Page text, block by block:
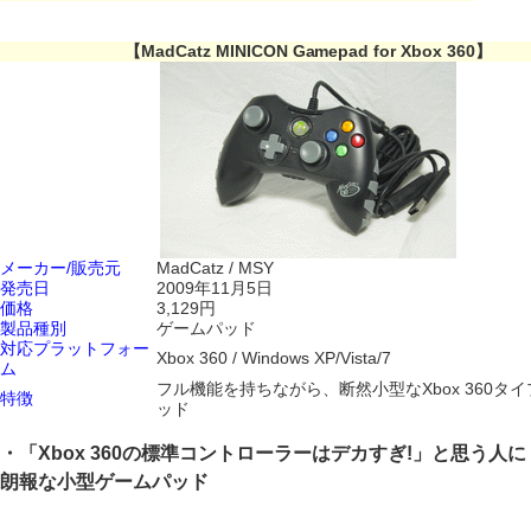
【MadCatz MINICON Gamepad for Xbox 360】
メーカー/販売元
MadCatz / MSY
発売日
2009年11月5日
価格
3,129円
製品種別
ゲームパッド
対応プラットフォー
ム
Xbox 360 / Windows XP/Vista/7
特徴
フル機能を持ちながら、断然小型なXbox 360タイ
ッド
・「Xbox 360の標準コントローラーはデカすぎ!」と思う人に
朗報な小型ゲームパッド